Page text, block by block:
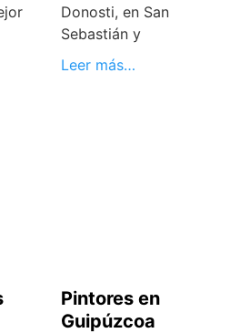
Donosti, en San
Sebastián y
Leer más…
Pintores en
Guipúzcoa